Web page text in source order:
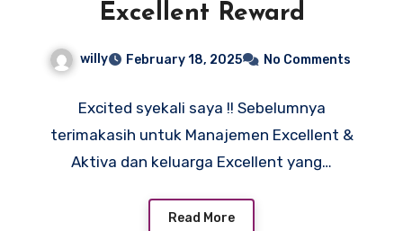
Excellent Reward
willy February 18, 2025 No Comments
Excited syekali saya !! Sebelumnya
terimakasih untuk Manajemen Excellent &
Aktiva dan keluarga Excellent yang…
Read More